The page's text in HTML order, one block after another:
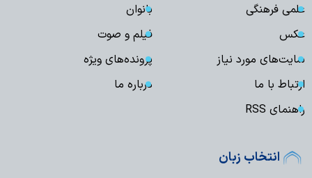
علمی فرهنگی
بانوان
عکس
فیلم و صوت
سایت‌های مورد نیاز
پرونده‌های ویژه
ارتباط با ما
درباره ما
راهنمای RSS
انتخاب زبان